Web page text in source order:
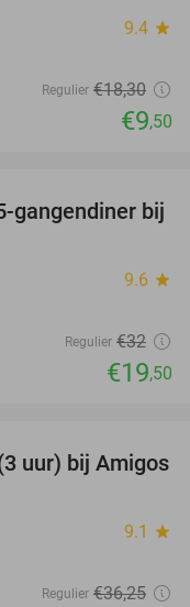
9.4 star
Regulier €18,30
€9,50
39%
gangendiner bij
9.6 star
Regulier €32
€19,50
26%
uur) bij Amigos
9.1 star
Regulier €36,25